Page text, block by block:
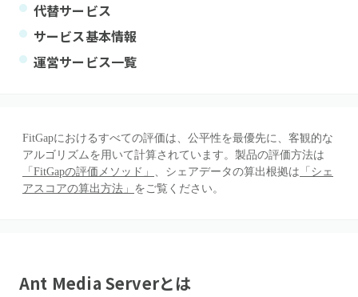
代替サービス
サービス基本情報
運営サービス一覧
FitGapにおけるすべての評価は、公平性を最優先に、客観的な
アルゴリズムを用いて計算されています。製品の評価方法は
「FitGapの評価メソッド」 、シェアデータの算出根拠は 「シェ
アスコアの算出方法」 をご覧ください。
Ant Media Serverとは